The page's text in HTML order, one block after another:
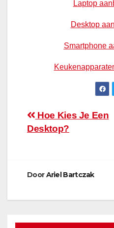
Laptop
Desktop
Smartphone
Bericht
navigatie
Hoe Kies Je Een
Desktop?
DoorAriel Bartczak